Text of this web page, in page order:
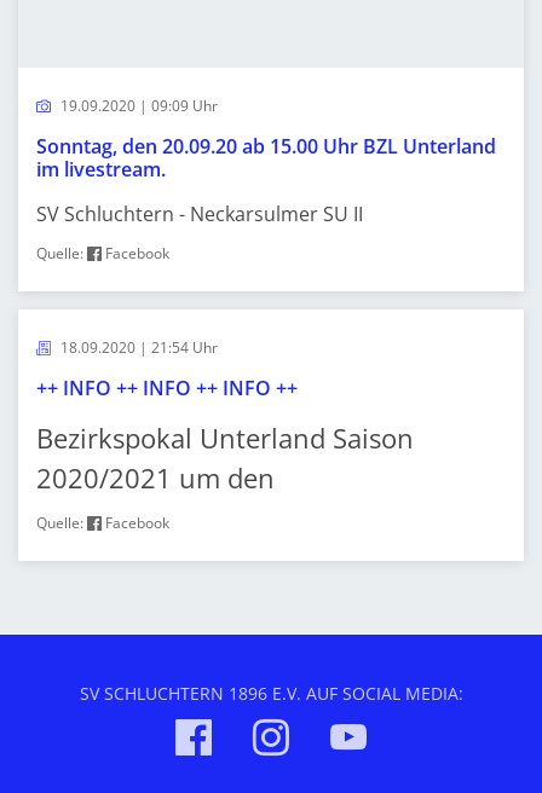
19.09.2020 | 09:09 Uhr
Sonntag, den 20.09.20 ab 15.00 Uhr BZL Unterland
im livestream.
SV Schluchtern - Neckarsulmer SU II
Quelle: Facebook
18.09.2020 | 21:54 Uhr
++ INFO ++ INFO ++ INFO ++
Bezirkspokal Unterland Saison
2020/2021 um den
Quelle: Facebook
SV SCHLUCHTERN 1896 E.V. AUF SOCIAL MEDIA: